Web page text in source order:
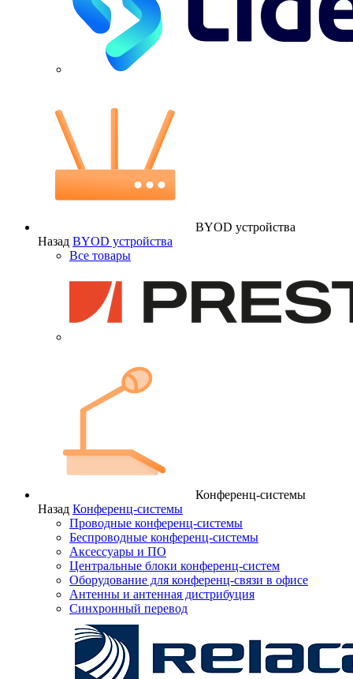
BYOD устройства
Назад BYOD устройства
Все товары
Конференц-системы
Назад Конференц-системы
Проводные конференц-системы
Беспроводные конференц-системы
Аксессуары и ПО
Центральные блоки конференц-систем
Оборудование для конференц-связи в офисе
Антенны и антенная дистрибуция
Синхронный перевод